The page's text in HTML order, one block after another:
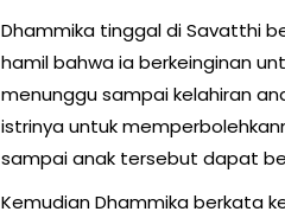
Dhammika tinggal di Savatthi
hamil bahwa ia berkeinginan
menunggu sampai kelahiran
istrinya untuk
sampai anak tersebut dapat
Kemudian Dhammika berkata